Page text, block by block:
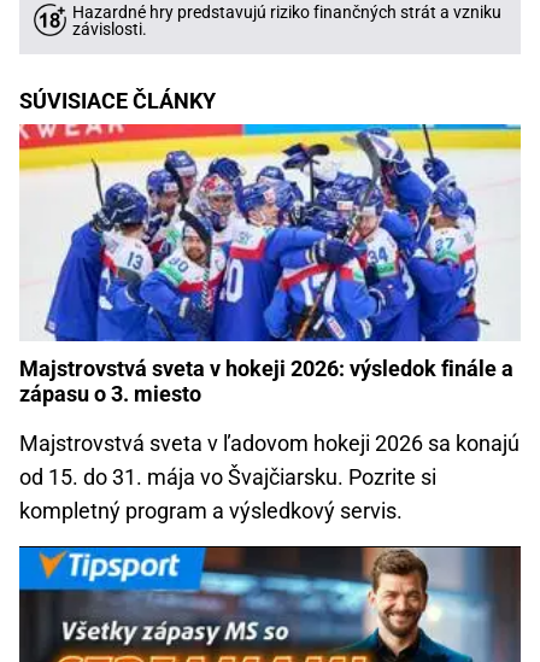
Hazardné hry predstavujú riziko finančných strát a vzniku
závislosti.
SÚVISIACE ČLÁNKY
Majstrovstvá sveta v hokeji 2026: výsledok finále a
zápasu o 3. miesto
Majstrovstvá sveta v ľadovom hokeji 2026 sa konajú
od 15. do 31. mája vo Švajčiarsku. Pozrite si
kompletný program a výsledkový servis.